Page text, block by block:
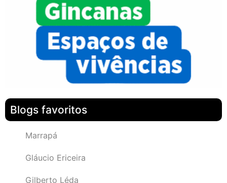
Blogs favoritos
Marrapá
Gláucio Ericeira
Gilberto Léda